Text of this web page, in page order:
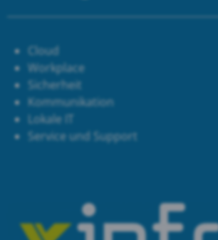
Cloud
Workplace
Sicherheit
Kommunikation
Lokale IT
Service und Support